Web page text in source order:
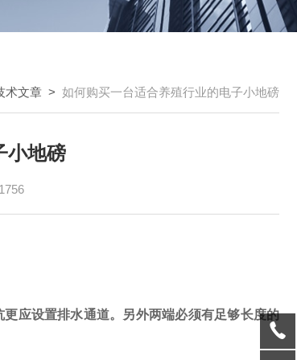
术文章 > 如何购买一台适合养殖行业的电子小地磅
小地磅
更应设置排水通道。另外两端必须有足够长度的